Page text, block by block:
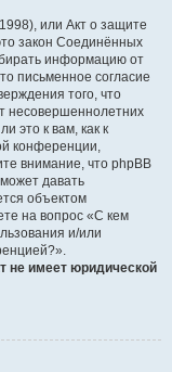
или Акт о защите
закон Соединённых
информацию от
письменное согласие
того, что
несовершеннолетних
это к вам, как к
конференции,
внимание, что phpBB
давать
объектом
на вопрос «С кем
и/или
не имеет юридической